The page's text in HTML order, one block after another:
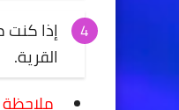
إذا كنت
القرية.
ملاحظة